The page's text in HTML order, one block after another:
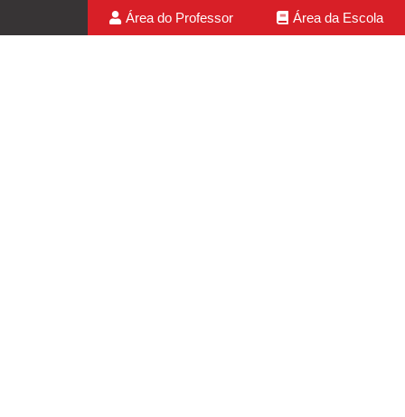
Área do Professor Área da Escola